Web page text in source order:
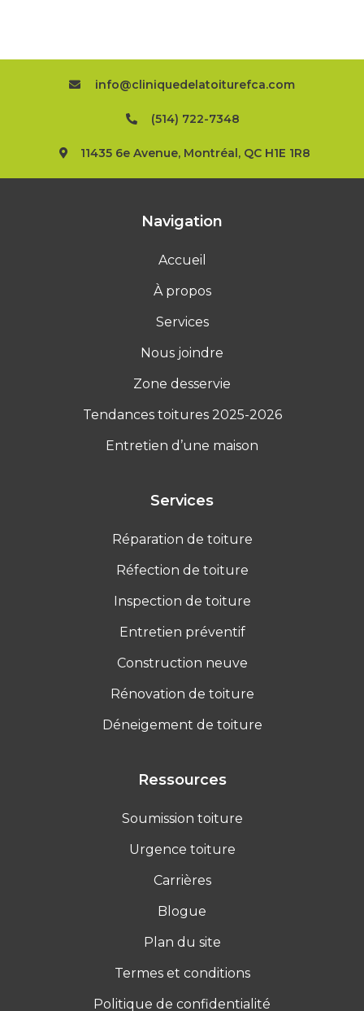
info@cliniquedelatoiturefca.com
(514) 722-7348
11435 6e Avenue, Montréal, QC H1E 1R8
Navigation
Accueil
À propos
Services
Nous joindre
Zone desservie
Tendances toitures 2025-2026
Entretien d’une maison
Services
Réparation de toiture
Réfection de toiture
Inspection de toiture
Entretien préventif
Construction neuve
Rénovation de toiture
Déneigement de toiture
Ressources
Soumission toiture
Urgence toiture
Carrières
Blogue
Plan du site
Termes et conditions
Politique de confidentialité